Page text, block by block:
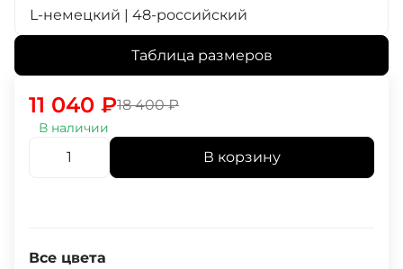
L-немецкий | 48-российский
Таблица размеров
18 400₽
11 040 ₽
В наличии
В корзину
Все цвета